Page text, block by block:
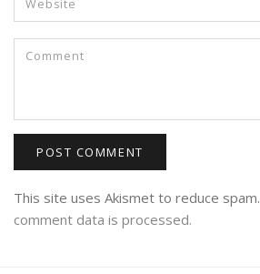
This site uses Akismet to reduce spam.
comment data is processed.